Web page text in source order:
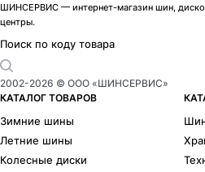
ШИНСЕРВИС — интернет-магазин шин,
центры.
Поиск по коду товара
2002-2026 © ООО «ШИНСЕРВИС»
КАТАЛОГ ТОВАРОВ
Зимние шины
Летние шины
Колесные диски